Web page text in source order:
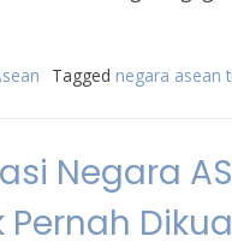
Tagged negara asean
Negara
Pernah